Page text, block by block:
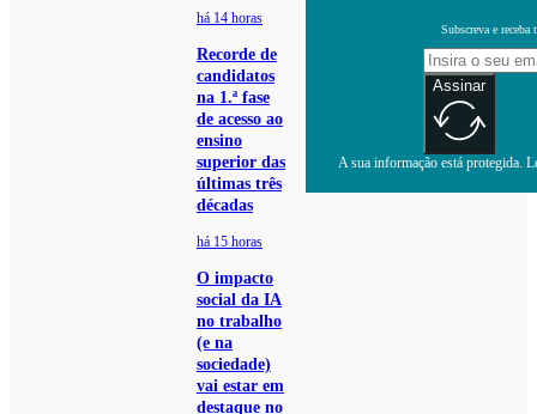
há 14 horas
Recorde de
candidatos
na 1.ª fase
de acesso ao
ensino
superior das
últimas três
décadas
há 15 horas
O impacto
social da IA
no trabalho
(e na
sociedade)
vai estar em
destaque no
Subscreva e receba
Assinar
A sua informação está protegida.